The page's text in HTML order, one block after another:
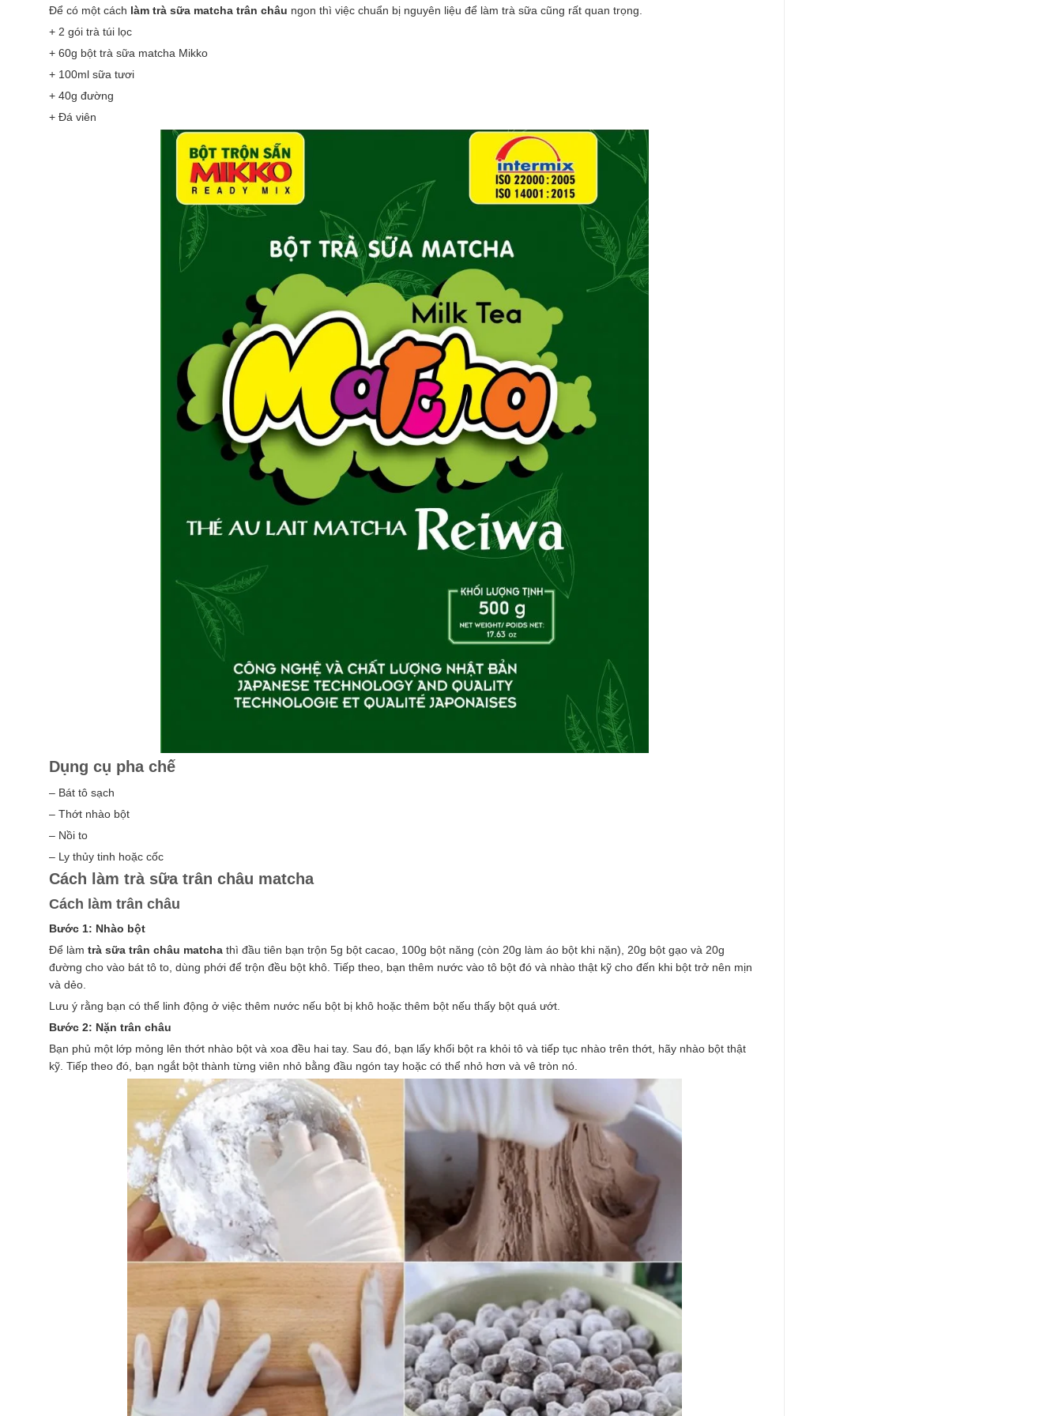
Để có một cách làm trà sữa matcha trân châu ngon thì việc chuẩn bị nguyên liệu để làm trà sữa cũng rất quan trọng.
+ 2 gói trà túi lọc
+ 60g bột trà sữa matcha Mikko
+ 100ml sữa tươi
+ 40g đường
+ Đá viên
Dụng cụ pha chế
– Bát tô sạch
– Thớt nhào bột
– Nồi to
– Ly thủy tinh hoặc cốc
Cách làm trà sữa trân châu matcha
Cách làm trân châu
Bước 1: Nhào bột
Để làm trà sữa trân châu matcha thì đầu tiên bạn trộn 5g bột cacao, 100g bột năng (còn 20g làm áo bột khi nặn), 20g bột gạo và 20g
đường cho vào bát tô to, dùng phới để trộn đều bột khô. Tiếp theo, bạn thêm nước vào tô bột đó và nhào thật kỹ cho đến khi bột trở nên mịn
và dẻo.
Lưu ý rằng bạn có thể linh động ở việc thêm nước nếu bột bị khô hoặc thêm bột nếu thấy bột quá ướt.
Bước 2: Nặn trân châu
Bạn phủ một lớp mỏng lên thớt nhào bột và xoa đều hai tay. Sau đó, bạn lấy khối bột ra khỏi tô và tiếp tục nhào trên thớt, hãy nhào bột thật
kỹ. Tiếp theo đó, bạn ngắt bột thành từng viên nhỏ bằng đầu ngón tay hoặc có thể nhỏ hơn và vê tròn nó.